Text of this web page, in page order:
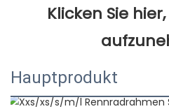
Klicken Sie
Hauptprodukt